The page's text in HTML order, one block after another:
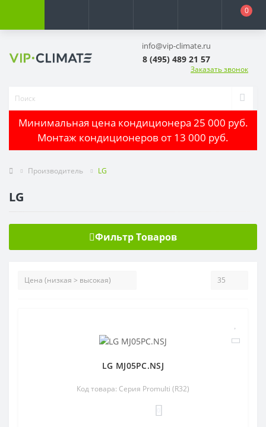
0
info@vip-climate.ru
8 (495) 489 21 57
Заказать звонок
Минимальная цена кондиционера 25 000 руб.
Монтаж кондиционеров от 13 000 руб.
Производитель LG
LG
Фильтр Товаров
LG MJ05PC.NSJ
Код товара: Серия Promulti (R32)